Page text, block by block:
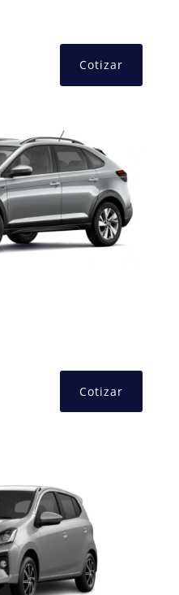
Cotizar
Cotizar